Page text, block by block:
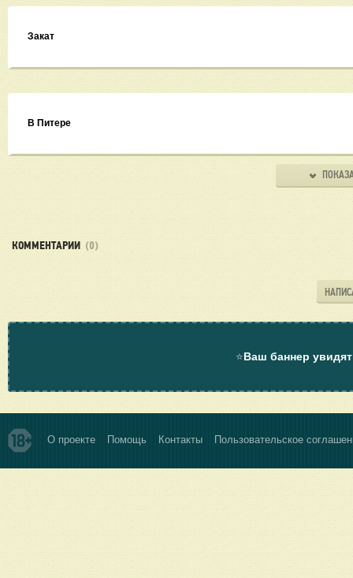
Закат
В Питере
КОММЕНТАРИИ (0)
⭐Ваш баннер
О проекте Помощь Контакты Пользовательское